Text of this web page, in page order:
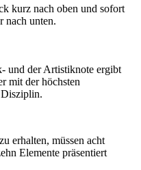
kurz nach oben und sofort
nach unten.
und der Artistiknote ergibt
mit der höchsten
erhalten, müssen acht
Elemente präsentiert